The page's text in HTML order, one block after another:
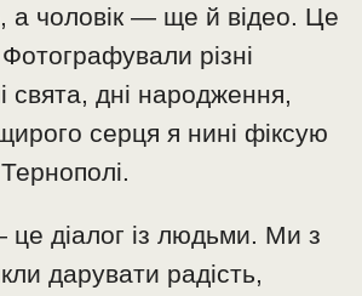
а чоловік — ще й відео. Це
різні
свята, дні народження,
серця я нині фіксую
діалог із людьми. Ми з
дарувати радість,